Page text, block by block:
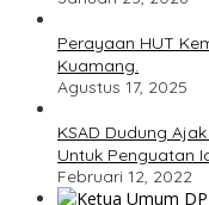
Perayaan HUT
Kuamang.
Agustus 17, 2025
KSAD Dudung
Untuk Penguatan
Februari 12, 2022